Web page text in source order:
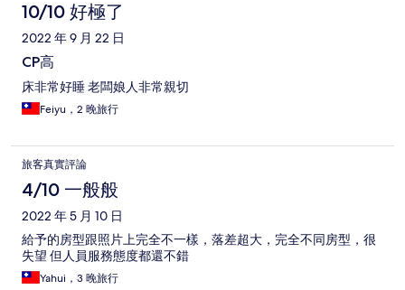
10/10 好極了
2022 年 9 月 22 日
CP高
床非常好睡 老闆娘人非常親切
Feiyu，2 晚旅行
旅客真實評論
4/10 一般般
2022 年 5 月 10 日
給予的房型跟照片上完全不一樣，落差超大，完全不同房型，很
失望 但人員服務態度都還不錯
Yahui，3 晚旅行